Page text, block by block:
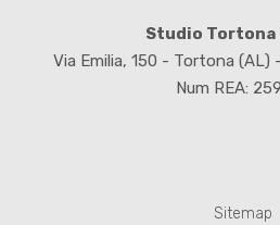
Studio Tortona
Via Emilia, 150 - Tortona (AL)
Num REA:
Sitemap